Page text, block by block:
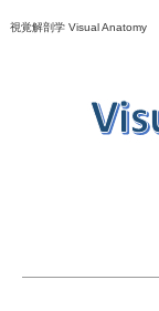
視覚解剖学 Visual Anatomy